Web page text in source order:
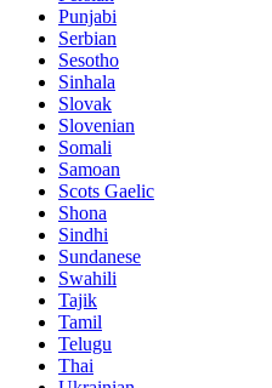
Punjabi
Serbian
Sesotho
Sinhala
Slovak
Slovenian
Somali
Samoan
Scots Gaelic
Shona
Sindhi
Sundanese
Swahili
Tajik
Tamil
Telugu
Thai